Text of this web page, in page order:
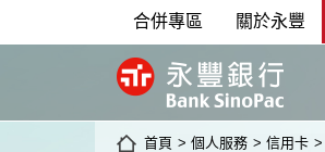
合併專區 關於永豐
首頁 > 個人服務 > 信用卡 >